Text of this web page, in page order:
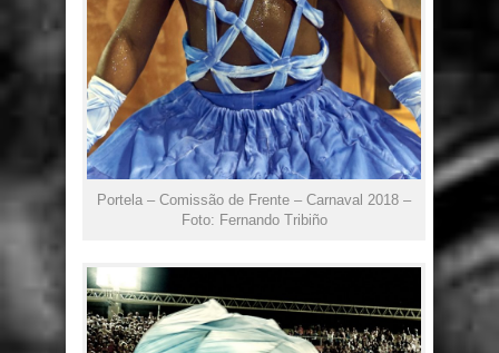
Portela – Comissão de Frente – Carnaval 2018 –
Foto: Fernando Tribiño